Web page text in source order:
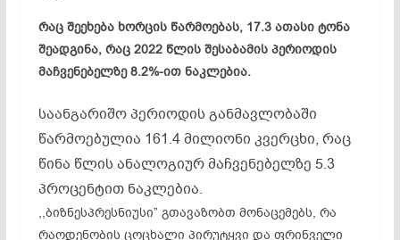
რაც შეეხება ხორცის წარმოებას, 17.3 ათასი ტონა
შეადგინა, რაც 2022 წლის შესაბამის პერიოდის
მაჩვენებელზე 8.2%-ით ნაკლებია.
საანგარიშო პერიოდის განმავლობაში
წარმოებულია 161.4 მილიონი კვერცხი, რაც
წინა წლის ანალოგიურ მაჩვენებელზე 5.3
პროცენტით ნაკლებია.
,,ბიზნესპრესნიუსი” გთავაზობთ მონაცემებს, რა
რაოდენობის ცოცხალი პირუტყვი და ფრინველი